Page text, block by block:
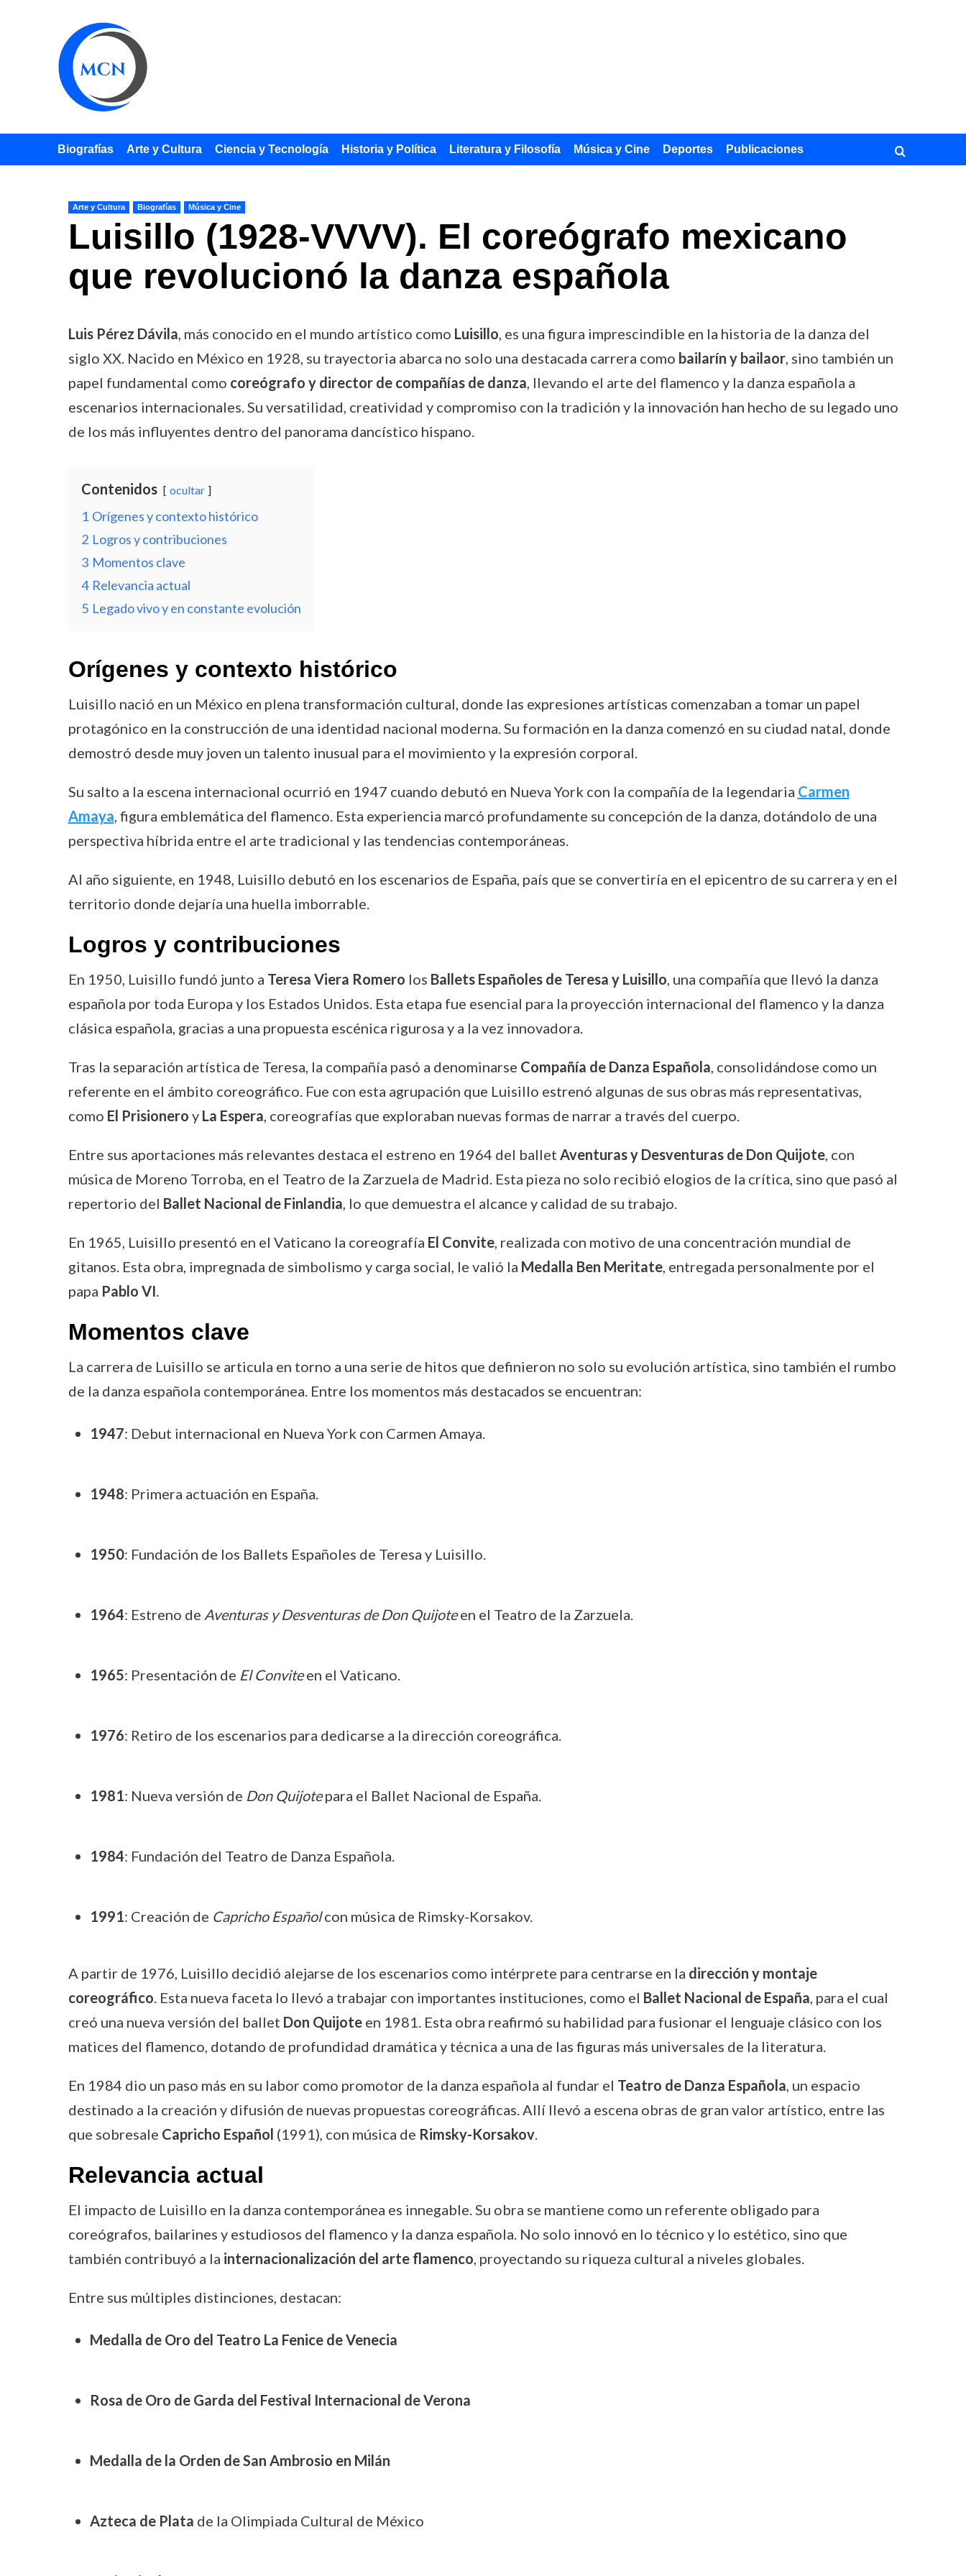
Biografías Arte y Cultura Ciencia y Tecnología Historia y Política Literatura y Filosofía Música y Cine Deportes Publicaciones
Arte y Cultura Biografías Música y Cine
Luisillo (1928-VVVV). El coreógrafo mexicano
que revolucionó la danza española
Luis Pérez Dávila, más conocido en el mundo artístico como Luisillo, es una figura imprescindible en la historia de la danza del
siglo XX. Nacido en México en 1928, su trayectoria abarca no solo una destacada carrera como bailarín y bailaor, sino también un
papel fundamental como coreógrafo y director de compañías de danza, llevando el arte del flamenco y la danza española a
escenarios internacionales. Su versatilidad, creatividad y compromiso con la tradición y la innovación han hecho de su legado uno
de los más influyentes dentro del panorama dancístico hispano.
Contenidos ocultar
1 Orígenes y contexto histórico
2 Logros y contribuciones
3 Momentos clave
4 Relevancia actual
5 Legado vivo y en constante evolución
Orígenes y contexto histórico
Luisillo nació en un México en plena transformación cultural, donde las expresiones artísticas comenzaban a tomar un papel
protagónico en la construcción de una identidad nacional moderna. Su formación en la danza comenzó en su ciudad natal, donde
demostró desde muy joven un talento inusual para el movimiento y la expresión corporal.
Su salto a la escena internacional ocurrió en 1947 cuando debutó en Nueva York con la compañía de la legendaria Carmen
Amaya, figura emblemática del flamenco. Esta experiencia marcó profundamente su concepción de la danza, dotándolo de una
perspectiva híbrida entre el arte tradicional y las tendencias contemporáneas.
Al año siguiente, en 1948, Luisillo debutó en los escenarios de España, país que se convertiría en el epicentro de su carrera y en el
territorio donde dejaría una huella imborrable.
Logros y contribuciones
En 1950, Luisillo fundó junto a Teresa Viera Romero los Ballets Españoles de Teresa y Luisillo, una compañía que llevó la danza
española por toda Europa y los Estados Unidos. Esta etapa fue esencial para la proyección internacional del flamenco y la danza
clásica española, gracias a una propuesta escénica rigurosa y a la vez innovadora.
Tras la separación artística de Teresa, la compañía pasó a denominarse Compañía de Danza Española, consolidándose como un
referente en el ámbito coreográfico. Fue con esta agrupación que Luisillo estrenó algunas de sus obras más representativas,
como El Prisionero y La Espera, coreografías que exploraban nuevas formas de narrar a través del cuerpo.
Entre sus aportaciones más relevantes destaca el estreno en 1964 del ballet Aventuras y Desventuras de Don Quijote, con
música de Moreno Torroba, en el Teatro de la Zarzuela de Madrid. Esta pieza no solo recibió elogios de la crítica, sino que pasó al
repertorio del Ballet Nacional de Finlandia, lo que demuestra el alcance y calidad de su trabajo.
En 1965, Luisillo presentó en el Vaticano la coreografía El Convite, realizada con motivo de una concentración mundial de
gitanos. Esta obra, impregnada de simbolismo y carga social, le valió la Medalla Ben Meritate, entregada personalmente por el
papa Pablo VI.
Momentos clave
La carrera de Luisillo se articula en torno a una serie de hitos que definieron no solo su evolución artística, sino también el rumbo
de la danza española contemporánea. Entre los momentos más destacados se encuentran:
1947: Debut internacional en Nueva York con Carmen Amaya.
1948: Primera actuación en España.
1950: Fundación de los Ballets Españoles de Teresa y Luisillo.
1964: Estreno de Aventuras y Desventuras de Don Quijoteen el Teatro de la Zarzuela.
1965: Presentación de El Conviteen el Vaticano.
1976: Retiro de los escenarios para dedicarse a la dirección coreográfica.
1981: Nueva versión de Don Quijotepara el Ballet Nacional de España.
1984: Fundación del Teatro de Danza Española.
1991: Creación de Capricho Españolcon música de Rimsky-Korsakov.
A partir de 1976, Luisillo decidió alejarse de los escenarios como intérprete para centrarse en la dirección y montaje
coreográfico. Esta nueva faceta lo llevó a trabajar con importantes instituciones, como el Ballet Nacional de España, para el cual
creó una nueva versión del ballet Don Quijoteen 1981. Esta obra reafirmó su habilidad para fusionar el lenguaje clásico con los
matices del flamenco, dotando de profundidad dramática y técnica a una de las figuras más universales de la literatura.
En 1984 dio un paso más en su labor como promotor de la danza española al fundar el Teatro de Danza Española, un espacio
destinado a la creación y difusión de nuevas propuestas coreográficas. Allí llevó a escena obras de gran valor artístico, entre las
que sobresale Capricho Español (1991), con música de Rimsky-Korsakov.
Relevancia actual
El impacto de Luisillo en la danza contemporánea es innegable. Su obra se mantiene como un referente obligado para
coreógrafos, bailarines y estudiosos del flamenco y la danza española. No solo innovó en lo técnico y lo estético, sino que
también contribuyó a la internacionalización del arte flamenco, proyectando su riqueza cultural a niveles globales.
Entre sus múltiples distinciones, destacan:
Medalla de Oro del Teatro La Fenice de Venecia
Rosa de Oro de Garda del Festival Internacional de Verona
Medalla de la Orden de San Ambrosio en Milán
Azteca de Plata de la Olimpiada Cultural de México